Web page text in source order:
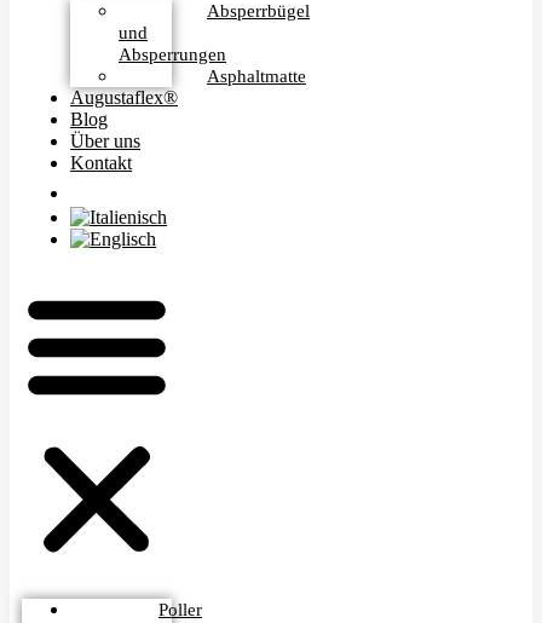
Absperrbügel
und
Absperrungen
Asphaltmatte
Augustaflex®
Blog
Über uns
Kontakt
Poller